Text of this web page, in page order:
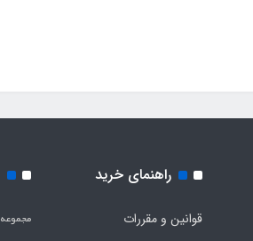
راهنمای خرید
قوانین و مقررات